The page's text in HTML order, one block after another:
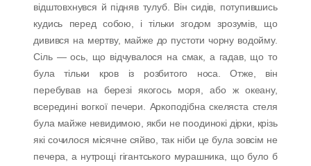
відштовхнувся й підняв тулуб. Він сидів, потупившись
кудись перед собою, і тільки згодом зрозумів, що
дивився на мертву, майже до пустоти чорну водойму.
Сіль — ось, що відчувалося на смак, а гадав, що то
була тільки кров із розбитого носа. Отже, він
перебував на березі якогось моря, або ж океану,
всередині вогкої печери. Аркоподібна скеляста стеля
була майже невидимою, якби не поодинокі дірки, крізь
які сочилося місячне сяйво, так ніби це була зовсім не
печера, а нутрощі гігантського мурашника, що було б